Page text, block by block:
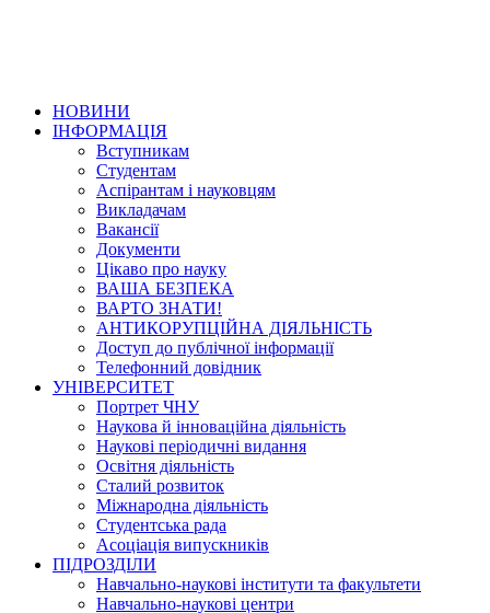
НОВИНИ
ІНФОРМАЦІЯ
Вступникам
Студентам
Аспірантам і науковцям
Викладачам
Вакансії
Документи
Цікаво про науку
ВАША БЕЗПЕКА
ВАРТО ЗНАТИ!
АНТИКОРУПЦІЙНА ДІЯЛЬНІСТЬ
Доступ до публічної інформації
Телефонний довідник
УНІВЕРСИТЕТ
Портрет ЧНУ
Наукова й інноваційна діяльність
Наукові періодичні видання
Освітня діяльність
Сталий розвиток
Міжнародна діяльність
Студентська рада
Асоціація випускників
ПІДРОЗДІЛИ
Навчально-наукові інститути та факультети
Навчально-наукові центри